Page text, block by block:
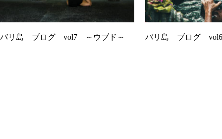
バリ島 ブログ vol7 ～ウブド～ バリ島 ブログ